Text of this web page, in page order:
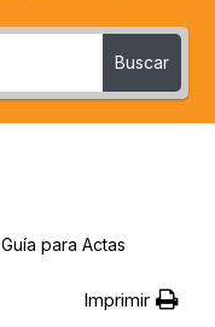
Buscar
Guía para Actas
Imprimir